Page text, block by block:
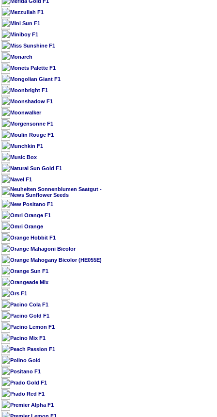
Mezzullah F1
Mini Sun F1
Miniboy F1
Miss Sunshine F1
Monarch
Monets Palette F1
Mongolian Giant F1
Moonbright F1
Moonshadow F1
Moonwalker
Morgensonne F1
Moulin Rouge F1
Munchkin F1
Music Box
Natural Sun Gold F1
Navel F1
Neuheiten Sonnenblumen Saatgut -
News Sunflower Seeds
New Positano F1
Omri Orange F1
Omri Orange
Orange Hobbit F1
Orange Mahagoni Bicolor
Orange Mahogany Bicolor (HE055E)
Orange Sun F1
Orangeade Mix
Ors F1
Pacino Cola F1
Pacino Gold F1
Pacino Lemon F1
Pacino Mix F1
Peach Passion F1
Polino Gold
Positano F1
Prado Gold F1
Prado Red F1
Premier Alpha F1